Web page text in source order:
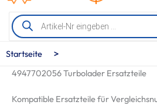
Products
search
Startseite >
4947702056 Turbolader Ersatzteile
Kompatible Ersatzteile für